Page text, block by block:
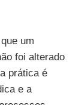
um
foi alterado
prática é
e a